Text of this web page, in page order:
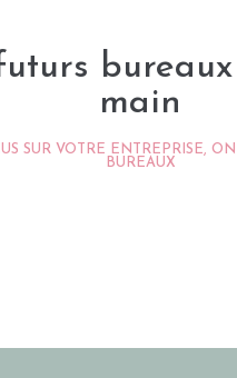
main
SUR VOTRE ENTREPRISE,
BUREAUX